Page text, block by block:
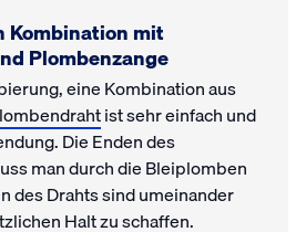
Kombination mit
Plombenzange
eine Kombination aus
ist sehr einfach und
Die Enden des
man durch die Bleiplomben
des Drahts sind umeinander
Halt zu schaffen.